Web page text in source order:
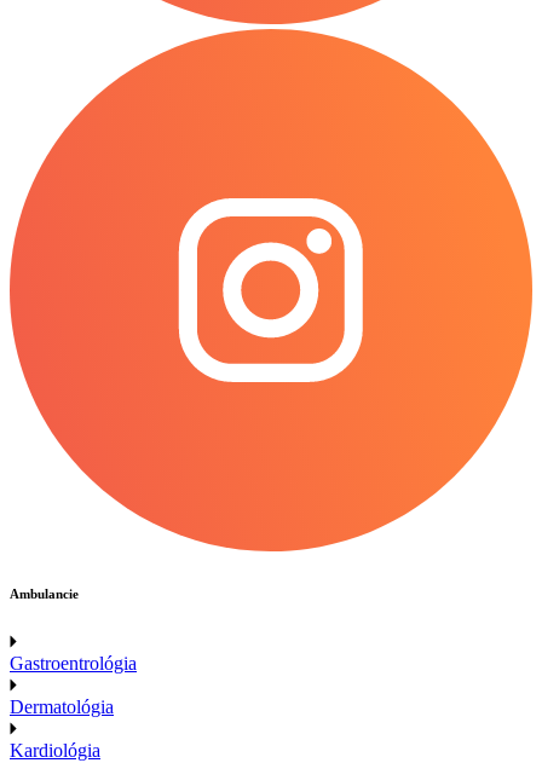
Ambulancie
Gastroentrológia
Dermatológia
Kardiológia